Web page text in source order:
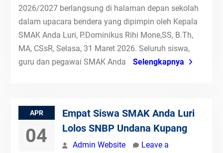
2026/2027 berlangsung di halaman depan sekolah
dalam upacara bendera yang dipimpin oleh Kepala
SMAK Anda Luri, P.Dominikus Rihi Mone,SS, B.Th,
MA, CSsR, Selasa, 31 Maret 2026. Seluruh siswa,
guru dan pegawai SMAK Anda
Selengkapnya
APR
04
Empat Siswa SMAK Anda Luri
Lolos SNBP Undana Kupang
Admin Website
Leave a